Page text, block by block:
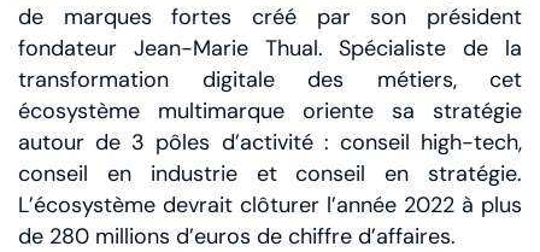
de marques fortes créé par son président
fondateur Jean-Marie Thual. Spécialiste de la
transformation digitale des métiers, cet
écosystème multimarque oriente sa stratégie
autour de 3 pôles d’activité : conseil high-tech,
conseil en industrie et conseil en stratégie.
L’écosystème devrait clôturer l’année 2022 à plus
de 280 millions d’euros de chiffre d’affaires.